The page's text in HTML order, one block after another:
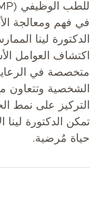
في فهم ومعالجة
الدكتورة لينا
اكتشاف العوامل
متخصصة في الرعاية
الشخصية
التركيز على نمط
تمكن الدكتورة
حياة مُرضية.